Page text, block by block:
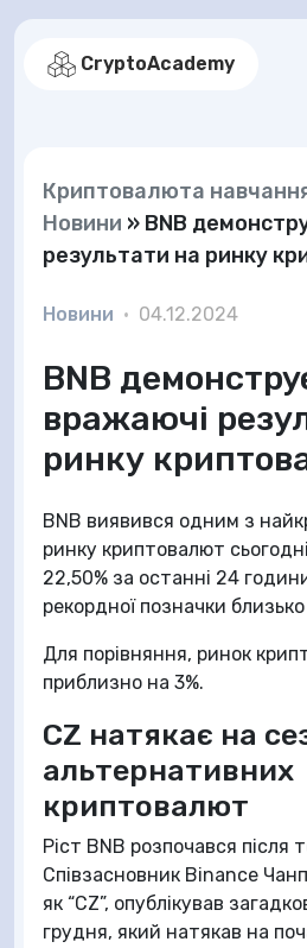
CryptoAcademy
Криптовалюта
Новини » BNB
результати на ринку
Новини • 04.12.2024
BNB
вражаючі
ринку
BNB виявився одним з
ринку криптовалют
22,50% за останні 24
рекордної позначки
Для порівняння, ринок
приблизно на 3%.
CZ натякає на
альтернативних
криптовалют
Ріст BNB розпочався після
Співзасновник Binance
як “CZ”, опублікував
грудня, який натякав на